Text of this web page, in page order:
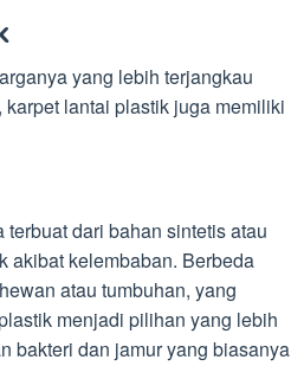
yang lebih terjangkau
lantai plastik juga memiliki
dari bahan sintetis atau
akibat kelembaban. Berbeda
atau tumbuhan, yang
menjadi pilihan yang lebih
bakteri dan jamur yang biasanya